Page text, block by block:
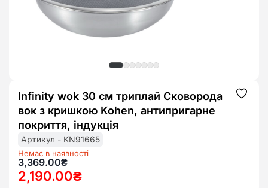
Infinity wok 30 см триплай Сковорода
вок з кришкою Kohen, антипригарне
покриття, індукція
Артикул - KN91665
Немає в наявності
3,369.00₴
Оригінальна
ціна:
2,190.00₴
Поточна
ціна: